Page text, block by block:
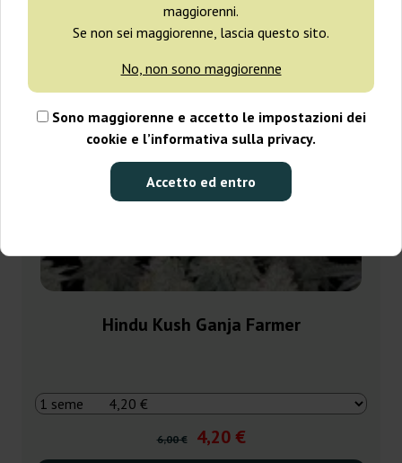
maggiorenni.
Se non sei maggiorenne, lascia questo sito.
No, non sono maggiorenne
Sono maggiorenne e accetto le impostazioni dei
cookie e l’informativa sulla privacy.
Accetto ed entro
Hindu Kush Ganja Farmer
6,00 € 4,20 €